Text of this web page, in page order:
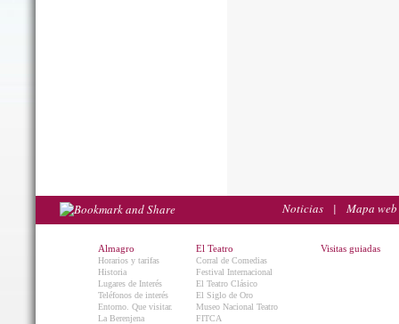
Noticias | Mapa web
Almagro
Horarios y tarifas
Historia
Lugares de Interés
Teléfonos de interés
Entorno. Que visitar.
La Berenjena
El Teatro
Corral de Comedias
Festival Internacional
El Teatro Clásico
El Siglo de Oro
Museo Nacional Teatro
FITCA
Visitas guiadas